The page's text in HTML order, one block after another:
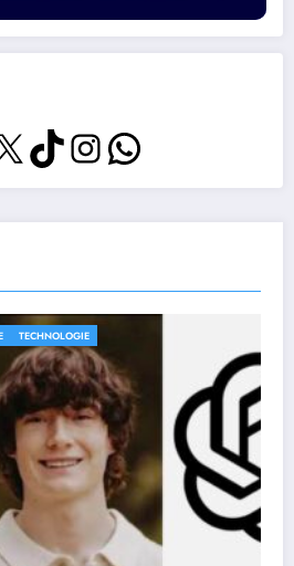
TikTok
Instagram
WhatsApp